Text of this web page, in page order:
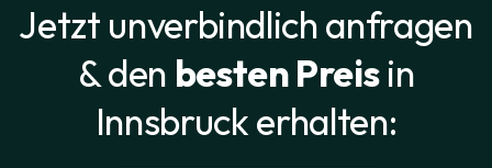
Jetzt unverbindlich anfragen
& den besten Preisin
Innsbruck erhalten: